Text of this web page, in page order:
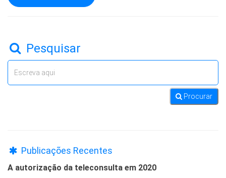
Pesquisar
Procurar
Publicações Recentes
A autorização da teleconsulta em 2020